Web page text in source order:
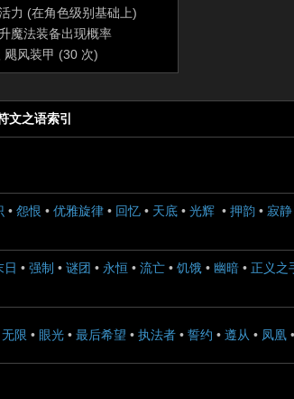
力 (在角色级别基础上)
魔法装备出现概率
飓风装甲 (30 次)
文之语索引
• 怨恨 • 优雅旋律 • 回忆 • 天底 • 光辉 • 押韵 • 寂静
日 • 强制 • 谜团 • 永恒 • 流亡 • 饥饿 • 幽暗 • 正义之
无限 • 眼光 • 最后希望 • 执法者 • 誓约 • 遵从 • 凤凰 •